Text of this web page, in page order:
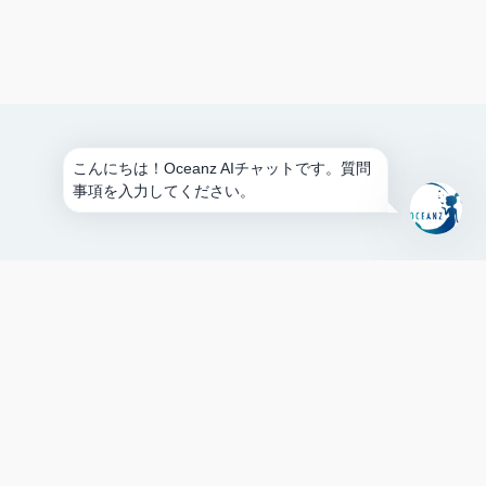
こんにちは！Oceanz AIチャットです。質問
事項を入力してください。